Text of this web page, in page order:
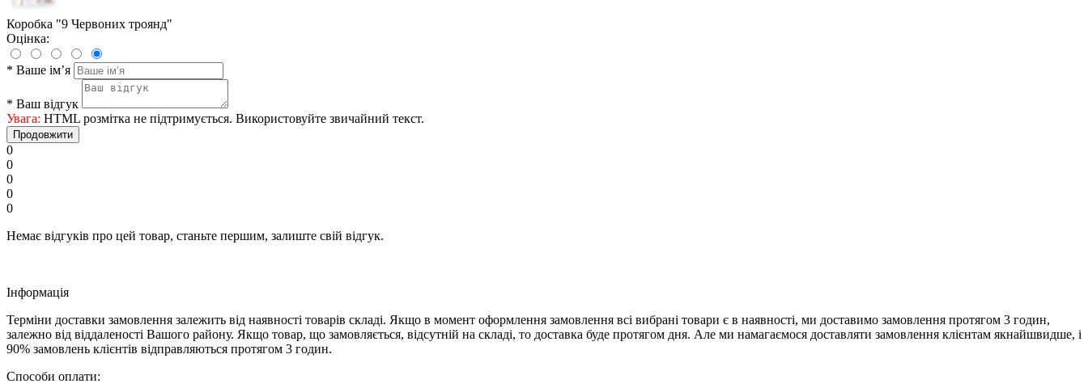
Коробка "9 Червоних троянд"
Оцінка:
* Ваше ім’я
* Ваш відгук
Увага: HTML розмітка не підтримується. Використовуйте звичайний текст.
Продовжити
0
0
0
0
0
Немає відгуків про цей товар, станьте першим, залиште свій відгук.
Iнформація
Терміни доставки замовлення залежить від наявності товарів складі. Якщо в момент оформлення замовлення всі вибрані товари є в наявності, ми доставимо замовлення протягом 3 годин,
залежно від віддаленості Вашого району. Якщо товар, що замовляється, відсутній на складі, то доставка буде протягом дня. Але ми намагаємося доставляти замовлення клієнтам якнайшвидше, і
90% замовлень клієнтів відправляються протягом 3 годин.
Способи оплати: